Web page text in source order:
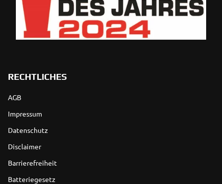
RECHTLICHES
AGB
Impressum
Datenschutz
Disclaimer
Barrierefreiheit
Batteriegesetz